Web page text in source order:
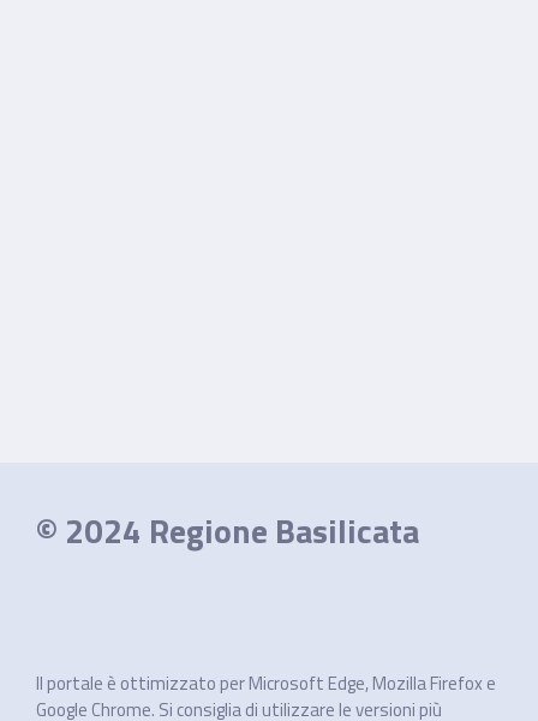
© 2024 Regione Basilicata
Il portale è ottimizzato per Microsoft Edge, Mozilla Firefox e
Google Chrome. Si consiglia di utilizzare le versioni più